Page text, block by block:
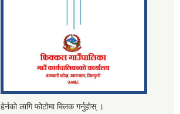
हेर्नको लागि फोटोमा क्लिक गर्नुहोस् ।